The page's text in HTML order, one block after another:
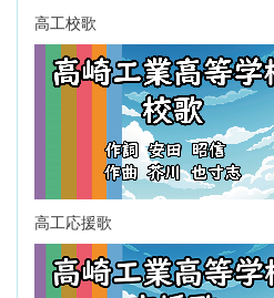
高工校歌
高工応援歌